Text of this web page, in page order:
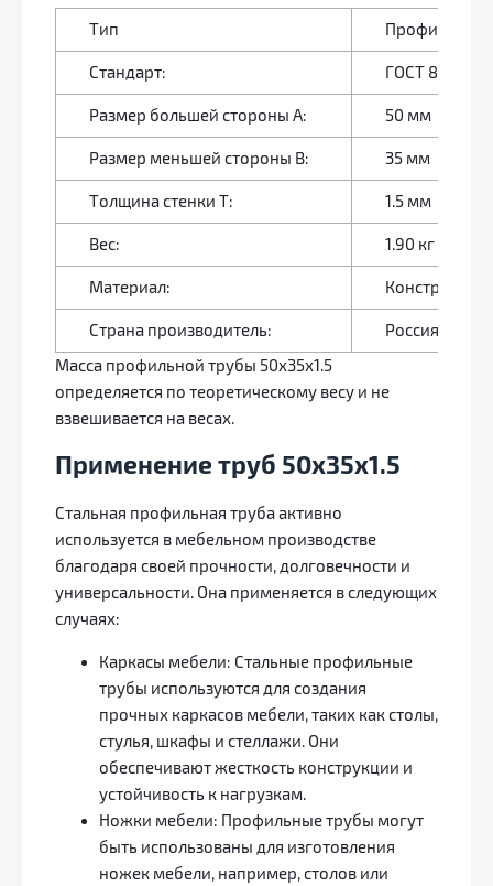
Тип Профильная
Стандарт: ГОСТ 8645-68
Размер большей стороны А: 50 мм
Размер меньшей стороны В: 35 мм
Толщина стенки Т: 1.5 мм
Вес: 1.90 кг
Материал:
Страна производитель:
Россия
Масса профильной трубы 50x35х1.5
определяется по теоретическому весу и не
взвешивается на весах.
Применение труб 50х35х1.5
Стальная профильная труба активно
используется в мебельном производстве
благодаря своей прочности, долговечности и
универсальности. Она применяется в следующих
случаях:
Каркасы мебели: Стальные профильные
трубы используются для создания
прочных каркасов мебели, таких как столы,
стулья, шкафы и стеллажи. Они
обеспечивают жесткость конструкции и
устойчивость к нагрузкам.
Ножки мебели: Профильные трубы могут
быть использованы для изготовления
ножек мебели, например, столов или